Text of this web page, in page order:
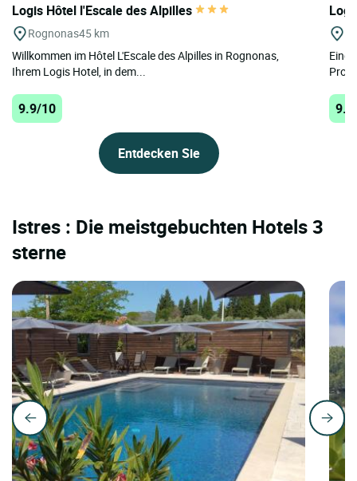
Logis Hôtel l'Escale des Alpilles
Rognonas45 km
Willkommen im Hôtel L'Escale des Alpilles in Rognonas,
Ihrem Logis Hotel, in dem...
9.9/10
Entdecken Sie
Istres : Die meistgebuchten Hotels 3
sterne